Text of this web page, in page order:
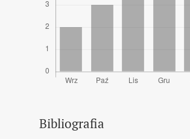
Bibliografia